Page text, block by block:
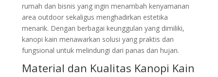
rumah dan bisnis yang ingin menambah kenyamanan
area outdoor sekaligus menghadirkan estetika
menarik. Dengan berbagai keunggulan yang dimiliki,
kanopi kain menawarkan solusi yang praktis dan
fungsional untuk melindungi dari panas dan hujan.
Material dan Kualitas Kanopi Kain